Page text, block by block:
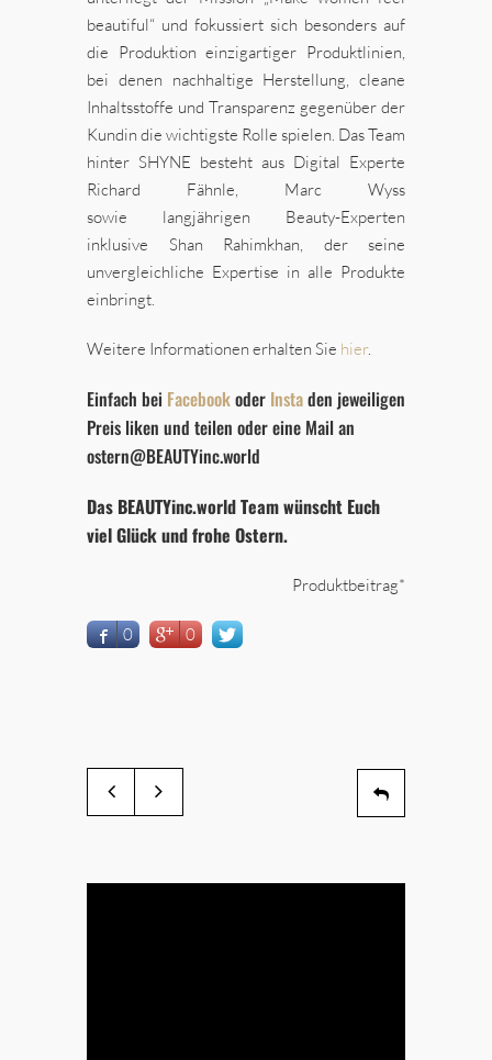
beautiful“ und fokussiert sich besonders auf
die Produktion einzigartiger Produktlinien,
bei denen nachhaltige Herstellung, cleane
Inhaltsstoffe und Transparenz gegenüber der
Kundin die wichtigste Rolle spielen. Das Team
hinter SHYNE besteht aus Digital Experte
Richard Fähnle, Marc Wyss
sowie langjährigen Beauty-Experten
inklusive Shan Rahimkhan, der seine
unvergleichliche Expertise in alle Produkte
einbringt.
Weitere Informationen erhalten Sie hier.
Einfach bei Facebookoder Instaden jeweiligen
Preis liken und teilen oder eine Mail an
ostern@BEAUTYinc.world
Das BEAUTYinc.world Team wünscht Euch
viel Glück und frohe Ostern.
Produktbeitrag*
0 0